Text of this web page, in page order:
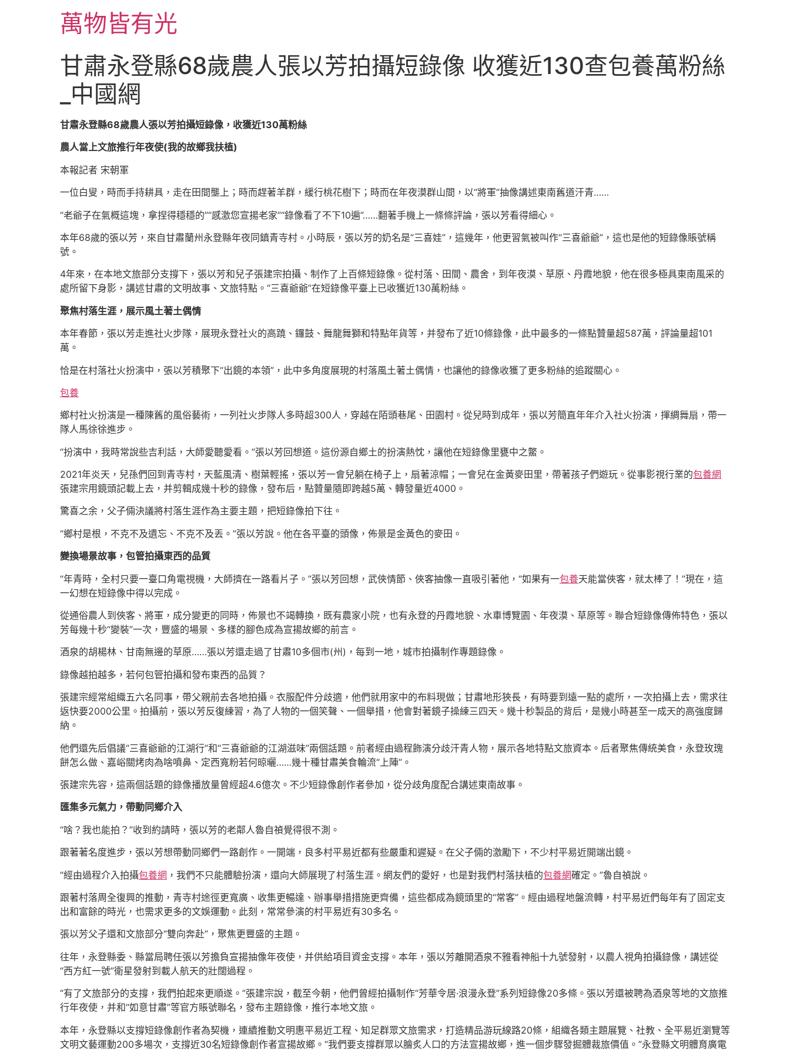
萬物皆有光
甘肅永登縣68歲農人張以芳拍攝短錄像 收獲近130查包養萬粉絲
_中國網
甘肅永登縣68歲農人張以芳拍攝短錄像，收獲近130萬粉絲
農人當上文旅推行年夜使(我的故鄉我扶植)
本報記者 宋朝軍
一位白叟，時而手持耕具，走在田間壟上；時而趕著羊群，緩行桃花樹下；時而在年夜漠群山間，以“將軍”抽像講述東南舊道汗青……
“老爺子在氣概這塊，拿捏得穩穩的”“感激您宣揚老家”“錄像看了不下10遍”……翻著手機上一條條評論，張以芳看得細心。
本年68歲的張以芳，來自甘肅蘭州永登縣年夜同鎮青寺村。小時辰，張以芳的奶名是“三喜娃”，這幾年，他更習氣被叫作“三喜爺爺”，這也是他的短錄像賬號稱
號。
4年來，在本地文旅部分支撐下，張以芳和兒子張建宗拍攝、制作了上百條短錄像。從村落、田間、農舍，到年夜漠、草原、丹霞地貌，他在很多極具東南風采的
處所留下身影，講述甘肅的文明故事、文旅特點。“三喜爺爺”在短錄像平臺上已收獲近130萬粉絲。
聚焦村落生涯，展示風土著土偶情
本年春節，張以芳走進社火步隊，展現永登社火的高蹺、鑼鼓、舞龍舞獅和特點年貨等，并發布了近10條錄像，此中最多的一條點贊量超587萬，評論量超101
萬。
恰是在村落社火扮演中，張以芳積聚下“出鏡的本領”，此中多角度展現的村落風土著土偶情，也讓他的錄像收獲了更多粉絲的追蹤關心。
包養
鄉村社火扮演是一種陳舊的風俗藝術，一列社火步隊人多時超300人，穿越在陌頭巷尾、田園村。從兒時到成年，張以芳簡直年年介入社火扮演，揮綢舞扇，帶一
隊人馬徐徐進步。
“扮演中，我時常說些吉利話，大師愛聽愛看。”張以芳回想道。這份源自鄉土的扮演熱忱，讓他在短錄像里甕中之鱉。
2021年炎天，兒孫們回到青寺村，天藍風清、樹葉輕搖，張以芳一會兒躺在椅子上，扇著涼帽；一會兒在金黃麥田里，帶著孩子們遊玩。從事影視行業的包養網
張建宗用鏡頭記載上去，并剪輯成幾十秒的錄像，發布后，點贊量隨即跨越5萬、轉發量近4000。
驚喜之余，父子倆決議將村落生涯作為主要主題，把短錄像拍下往。
“鄉村是根，不克不及遺忘、不克不及丟。”張以芳說。他在各平臺的頭像，佈景是金黃色的麥田。
變換場景故事，包管拍攝東西的品質
“年青時，全村只要一臺口角電視機，大師擠在一路看片子。”張以芳回想，武俠情節、俠客抽像一直吸引著他，“如果有一包養天能當俠客，就太棒了！”現在，這
一幻想在短錄像中得以完成。
從通俗農人到俠客、將軍，成分變更的同時，佈景也不竭轉換，既有農家小院，也有永登的丹霞地貌、水車博覽園、年夜漠、草原等。聯合短錄像傳佈特色，張以
芳每幾十秒“變裝”一次，豐盛的場景、多樣的腳色成為宣揚故鄉的前言。
酒泉的胡楊林、甘南無邊的草原……張以芳還走過了甘肅10多個市(州)，每到一地，城市拍攝制作專題錄像。
錄像越拍越多，若何包管拍攝和發布東西的品質？
張建宗經常組織五六名同事，帶父親前去各地拍攝。衣服配件分歧適，他們就用家中的布料現做；甘肅地形狹長，有時要到遠一點的處所，一次拍攝上去，需求往
返快要2000公里。拍攝前，張以芳反復練習，為了人物的一個笑聲、一個舉措，他會對著鏡子操練三四天。幾十秒製品的背后，是幾小時甚至一成天的高強度歸
納。
他們還先后倡議“三喜爺爺的江湖行”和“三喜爺爺的江湖滋味”兩個話題。前者經由過程飾演分歧汗青人物，展示各地特點文旅資本。后者聚焦傳統美食，永登玫瑰
餅怎么做、嘉峪關烤肉為啥噴鼻、定西寬粉若何晾曬……幾十種甘肅美食輪流“上陣”。
張建宗先容，這兩個話題的錄像播放量曾經超4.6億次。不少短錄像創作者參加，從分歧角度配合講述東南故事。
匯集多元氣力，帶動同鄉介入
“啥？我也能拍？”收到約請時，張以芳的老鄰人魯自禎覺得很不測。
跟著著名度進步，張以芳想帶動同鄉們一路創作。一開端，良多村平易近都有些嚴重和遲疑。在父子倆的激勵下，不少村平易近開端出鏡。
“經由過程介入拍攝包養網 ，我們不只能體驗扮演，還向大師展現了村落生涯。網友們的愛好，也是對我們村落扶植的包養網確定。”魯自禎說。
跟著村落周全復興的推動，青寺村途徑更寬廣、收集更暢達、辦事舉措措施更齊備，這些都成為鏡頭里的“常客”。經由過程地盤流轉，村平易近們每年有了固定支
出和富餘的時光，也需求更多的文娛運動。此刻，常常參演的村平易近有30多名。
張以芳父子還和文旅部分“雙向奔赴”，聚焦更豐盛的主題。
往年，永登縣委、縣當局聘任張以芳擔負宣揚抽像年夜使，并供給項目資金支撐。本年，張以芳離開酒泉不雅看神船十九號發射，以農人視角拍攝錄像，講述從
“西方紅一號”衛星發射到載人航天的壯闊過程。
“有了文旅部分的支撐，我們拍起來更順遂。”張建宗說，截至今朝，他們曾經拍攝制作“芳華令居·浪漫永登”系列短錄像20多條。張以芳還被聘為酒泉等地的文旅推
行年夜使，并和“如意甘肅”等官方賬號聯名，發布主題錄像，推行本地文旅。
本年，永登縣以支撐短錄像創作者為契機，連續推動文明惠平易近工程、知足群眾文旅需求，打造精品游玩線路20條，組織各類主題展覽、社教、全平易近瀏覽等
文明文藝運動200多場次，支撐近30名短錄像創作者宣揚故鄉。“我們要支撐群眾以膾炙人口的方法宣揚故鄉，進一個步驟發掘體裁旅價值。”永登縣文明體育廣電